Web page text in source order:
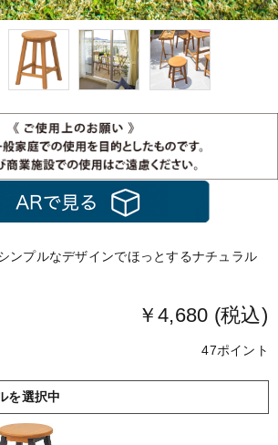
ンプルなデザインでほっとするナチュラル
￥4,680 (税込)
47ポイント
を選択中